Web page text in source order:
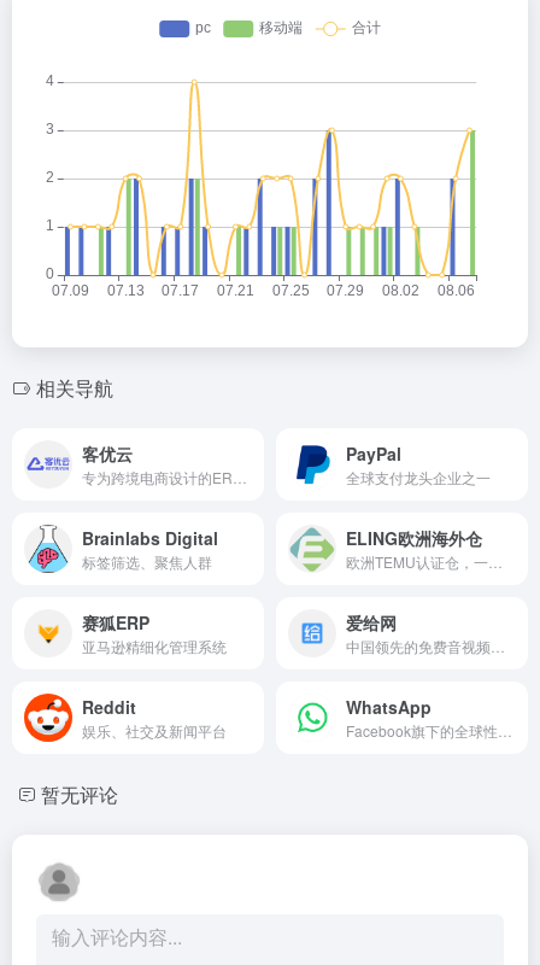
相关导航
客优云 PayPal
全球支付龙头企业之一
Brainlabs Digital
标签筛选、聚焦人群
ELING欧洲海外仓
赛狐ERP
亚马逊精细化管理系统
爱给网
Reddit
娱乐、社交及新闻平台
WhatsApp
暂无评论